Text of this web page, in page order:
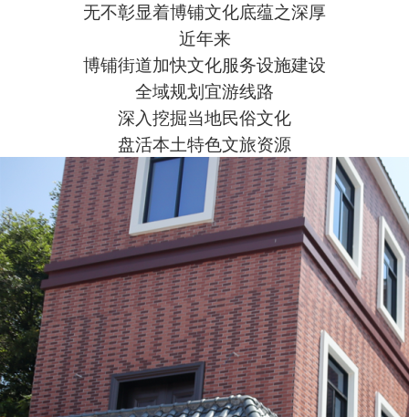
无不彰显着博铺文化底蕴之深厚
近年来
博铺街道加快文化服务设施建设
全域规划宜游线路
深入挖掘当地民俗文化
盘活本土特色文旅资源